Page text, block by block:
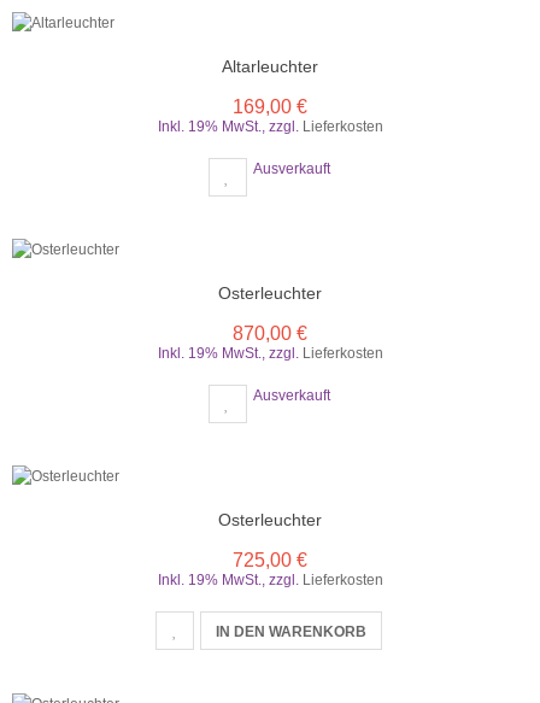
Altarleuchter
169,00 €
Inkl. 19% MwSt. zzgl. Lieferkosten
Ausverkauft
Osterleuchter
870,00 €
Inkl. 19% MwSt., zzgl. Lieferkosten
Ausverkauft
Osterleuchter
725,00 €
Inkl. 19% MwSt., zzgl. Lieferkosten
IN DEN WARENKORB